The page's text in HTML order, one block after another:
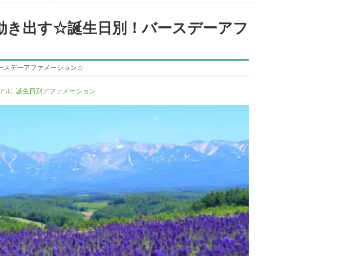
き出す☆誕生日別！バースデーアフ
スデーアファメーション☆
ル, 誕生日別アファメーション